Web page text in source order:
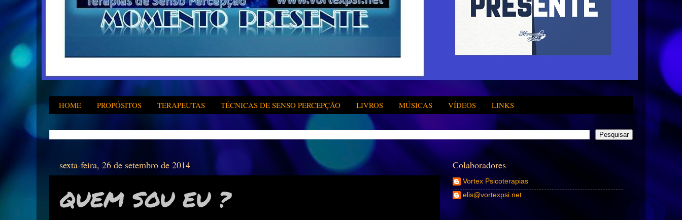
HOME PROPÓSITOS TERAPEUTAS TÉCNICAS DE SENSO PERCEPÇÃO LIVROS MÚSICAS VÍDEOS LINKS
sexta-feira, 26 de setembro de 2014
QUEM SOU EU ?
Colaboradores
Vortex Psicoterapias
elis@vortexpsi.net